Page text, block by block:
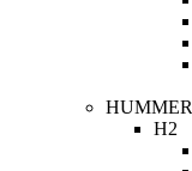
HUMMER
H2